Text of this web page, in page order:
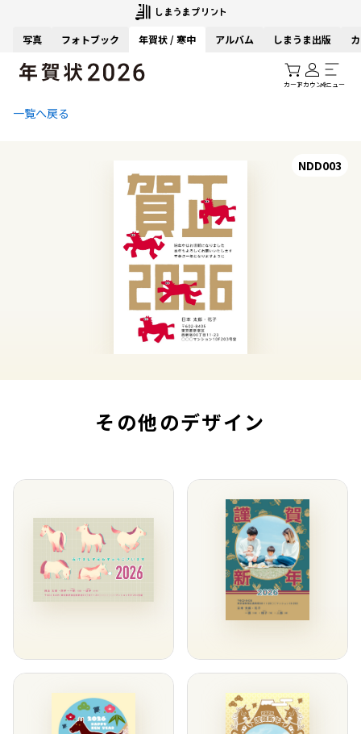
写真 フォトブック 年賀状 / 寒中 アルバム しまうま出版
カートアカウントメニュー
一覧へ戻る
NDD003
その他のデザイン